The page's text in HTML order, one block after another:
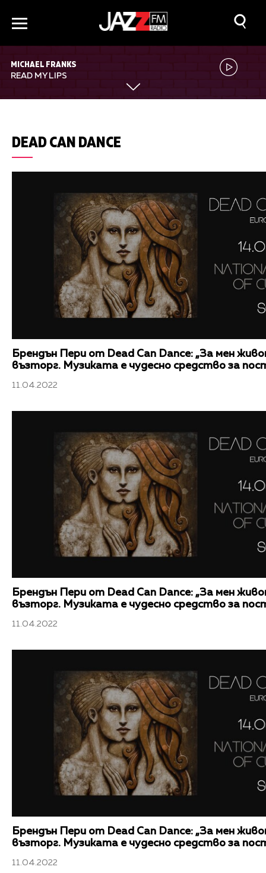
MICHAEL FRANKS
READ MY LIPS
DEAD CAN DANCE
Брендън Пери от Dead Can Dance: „За мен
възторг. Музиката е чудесно средство за
11.04.2022
Брендън Пери от Dead Can Dance: „За мен
възторг. Музиката е чудесно средство за
11.04.2022
Брендън Пери от Dead Can Dance: „За мен
възторг. Музиката е чудесно средство за
11.04.2022